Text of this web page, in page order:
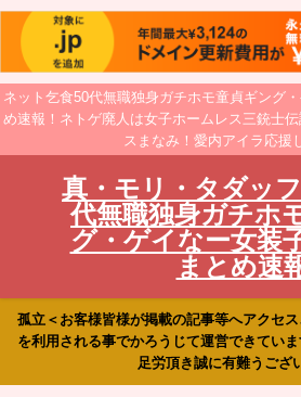
ネット乞食50代無職独身ガチホモ童貞ギング
め速報！ネトゲ廃人は女子ホームレス三銃士
スまなみ！愛内アイラ応援
真・モリ・タダッ
代無職独身ガチホ
グ・ゲイなー女装
まとめ速
孤立＜お客様皆様が掲載の記事等へアクセ
を利用される事でかろうじて運営できてい
足労頂き誠に有難うござ